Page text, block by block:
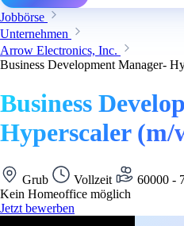
Jobbörse
Unternehmen
Arrow Electronics, Inc.
Business Development Manager-
Business
Hyperscaler (m/
Grub Vollzeit
60000 -
Kein Homeoffice möglich
Jetzt bewerben